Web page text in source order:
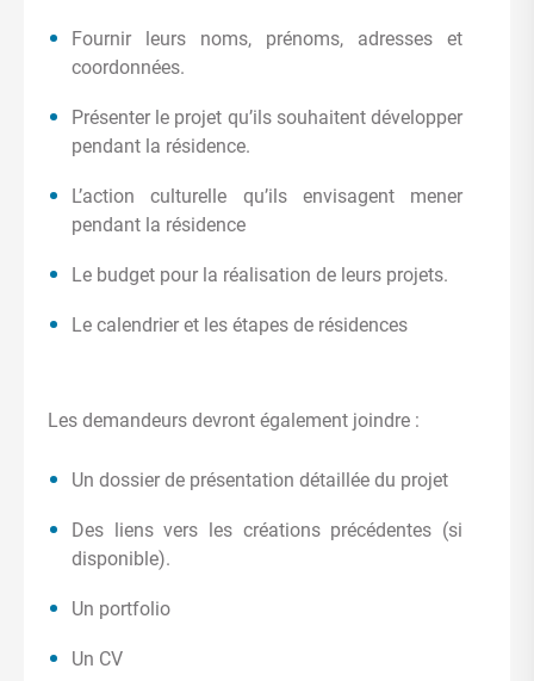
Fournir leurs noms, prénoms, adresses et
coordonnées.
Présenter le projet qu’ils souhaitent développer
pendant la résidence.
L’action culturelle qu’ils envisagent mener
pendant la résidence
Le budget pour la réalisation de leurs projets.
Le calendrier et les étapes de résidences
Les demandeurs devront également joindre :
Un dossier de présentation détaillée du projet
Des liens vers les créations précédentes (si
disponible).
Un portfolio
Un CV